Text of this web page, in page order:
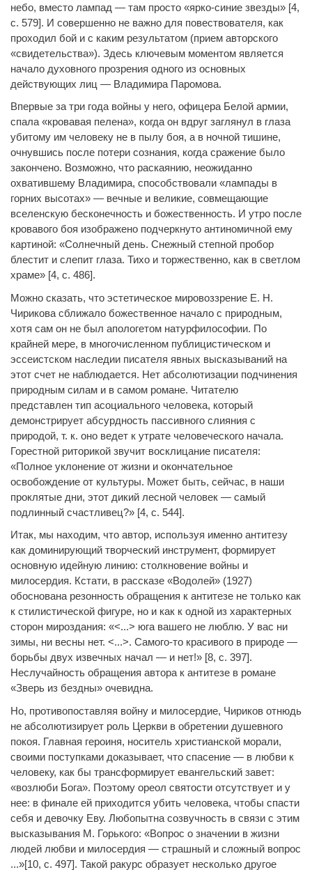
небо, вместо лампад — там просто «ярко-синие звезды» [4,
с. 579]. И совершенно не важно для повествователя, как
проходил бой и с каким результатом (прием авторского
«свидетельства»). Здесь ключевым моментом является
начало духовного прозрения одного из основных
действующих лиц — Владимира Паромова.
Впервые за три года войны у него, офицера Белой армии,
спала «кровавая пелена», когда он вдруг заглянул в глаза
убитому им человеку не в пылу боя, а в ночной тишине,
очнувшись после потери сознания, когда сражение было
закончено. Возможно, что раскаянию, неожиданно
охватившему Владимира, способствовали «лампады в
горних высотах» — вечные и великие, совмещающие
вселенскую бесконечность и божественность. И утро после
кровавого боя изображено подчеркнуто антиномичной ему
картиной: «Солнечный день. Снежный степной пробор
блестит и слепит глаза. Тихо и торжественно, как в светлом
храме» [4, с. 486].
Можно сказать, что эстетическое мировоззрение Е. Н.
Чирикова сближало божественное начало с природным,
хотя сам он не был апологетом натурфилософии. По
крайней мере, в многочисленном публицистическом и
эссеистском наследии писателя явных высказываний на
этот счет не наблюдается. Нет абсолютизации подчинения
природным силам и в самом романе. Читателю
представлен тип асоциального человека, который
демонстрирует абсурдность пассивного слияния с
природой, т. к. оно ведет к утрате человеческого начала.
Горестной риторикой звучит восклицание писателя:
«Полное уклонение от жизни и окончательное
освобождение от культуры. Может быть, сейчас, в наши
проклятые дни, этот дикий лесной человек — самый
подлинный счастливец?» [4, с. 544].
Итак, мы находим, что автор, используя именно антитезу
как доминирующий творческий инструмент, формирует
основную идейную линию: столкновение войны и
милосердия. Кстати, в рассказе «Водолей» (1927)
обоснована резонность обращения к антитезе не только как
к стилистической фигуре, но и как к одной из характерных
сторон мироздания: «<...> юга вашего не люблю. У вас ни
зимы, ни весны нет. <...>. Самого-то красивого в природе —
борьбы двух извечных начал — и нет!» [8, с. 397].
Неслучайность обращения автора к антитезе в романе
«Зверь из бездны» очевидна.
Но, противопоставляя войну и милосердие, Чириков отнюдь
не абсолютизирует роль Церкви в обретении душевного
покоя. Главная героиня, носитель христианской морали,
своими поступками доказывает, что спасение — в любви к
человеку, как бы трансформирует евангельский завет:
«возлюби Бога». Поэтому ореол святости отсутствует и у
нее: в финале ей приходится убить человека, чтобы спасти
себя и девочку Еву. Любопытна созвучность в связи с этим
высказывания М. Горького: «Вопрос о значении в жизни
людей любви и милосердия — страшный и сложный вопрос
...»[10, с. 497]. Такой ракурс образует несколько другое